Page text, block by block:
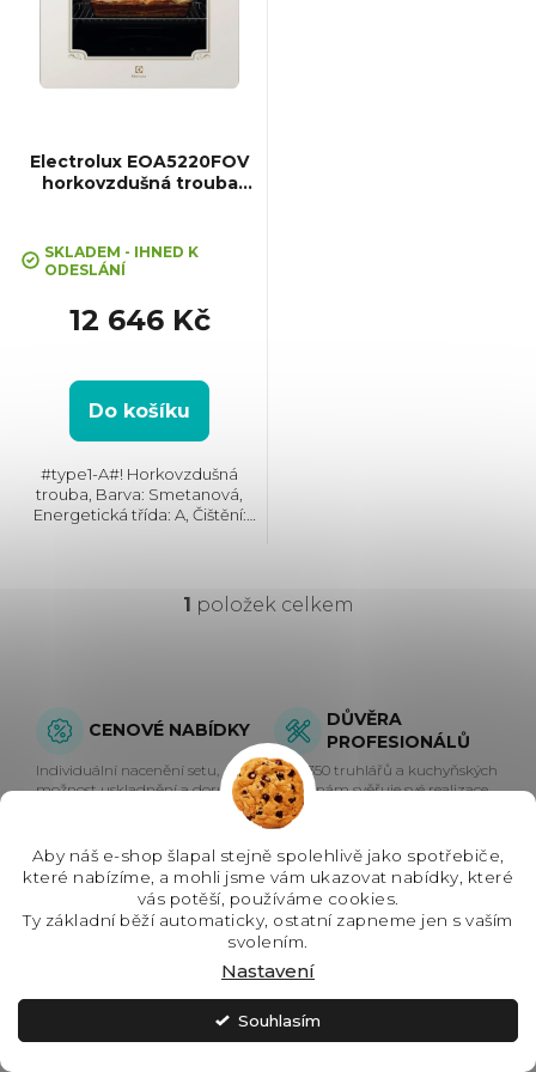
Aby náš e-shop šlapal stejně spolehlivě jako spotřebiče,
které nabízíme, a mohli jsme vám ukazovat nabídky, které
vás potěší, používáme cookies.
Ty základní běží automaticky, ostatní zapneme jen s vaším
svolením.
Nastavení
Souhlasím
p
o
k
Electrolux EOA5220FOV
horkovzdušná trouba
SKLADEM - IHNED K
ODESLÁNÍ
12 646 Kč
Do košíku
#type1-A#! Horkovzdušná
trouba, Barva: Smetanová,
Energetická třída: A, Čištění:
O
á
d
a
c
í
p
r
1 položek celkem
CENOVÉ NABÍDKY
Individuální nacenění setu,
možnost uskladnění a doručení
DŮVĚRA
PROFESIONÁLŮ
Přes 350 truhlářů a kuchyňských
studií nám svěřuje své realizace.
PŮVOD
Zboží výhradně pro českou
distribuci přímo od výrobce.
SORTIMENT
Velký výběr kuchyňských a
domácích spotřebičů na jednom
místě.
Z